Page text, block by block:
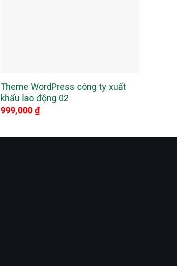
Theme WordPress công ty xuất
khẩu lao động 02
999,000₫